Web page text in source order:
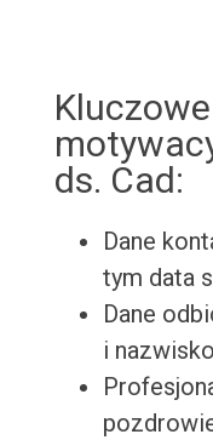
ds. Cad:
Dane
tym data
Dane
i